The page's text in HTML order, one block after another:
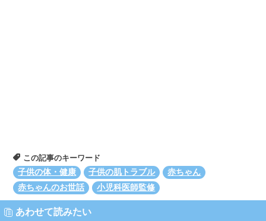
この記事のキーワード
子供の体・健康
子供の肌トラブル
赤ちゃん
赤ちゃんのお世話
小児科医師監修
あわせて読みたい